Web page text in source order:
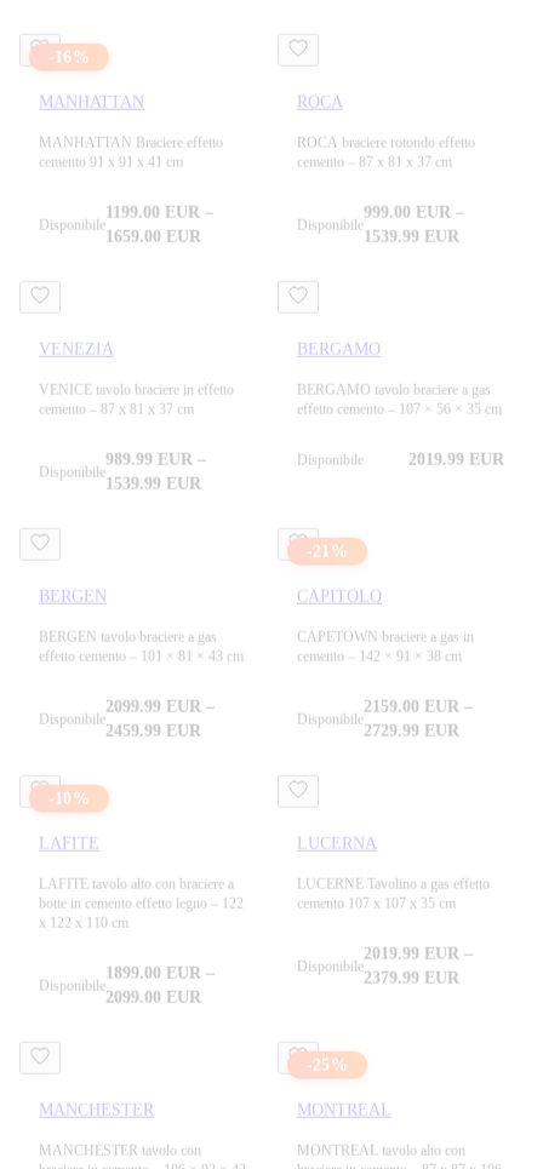
- 16%
MANHATTAN
MANHATTAN Braciere effetto
cemento 91 x 91 x 41 cm
Disponibile
1199.00 EUR –
1659.00 EUR
ROCA
ROCA braciere rotondo effetto
cemento – 87 x 81 x 37 cm
Disponibile
999.00 EUR –
1539.99 EUR
VENEZIA
VENICE tavolo braciere in effetto
cemento – 87 x 81 x 37 cm
Disponibile
989.99 EUR –
1539.99 EUR
BERGAMO
BERGAMO tavolo braciere a gas
effetto cemento – 107 × 56 × 35 cm
Disponibile 2019.99 EUR
BERGEN
BERGEN tavolo braciere a gas
effetto cemento – 101 × 81 × 43 cm
Disponibile
2099.99 EUR –
2459.99 EUR
-21 %
CAPITOLO
CAPETOWN braciere a gas in
cemento – 142 × 91 × 38 cm
Disponibile
2159.00 EUR –
2729.99 EUR
- 10%
LAFITE
LAFITE tavolo alto con braciere a
botte in cemento effetto legno – 122
x 122 x 110 cm
Disponibile
1899.00 EUR –
2099.00 EUR
LUCERNA
LUCERNE Tavolino a gas effetto
cemento 107 x 107 x 35 cm
Disponibile
2019.99 EUR –
2379.99 EUR
MANCHESTER
MANCHESTER tavolo con
-25 %
MONTREAL
MONTREAL tavolo alto con